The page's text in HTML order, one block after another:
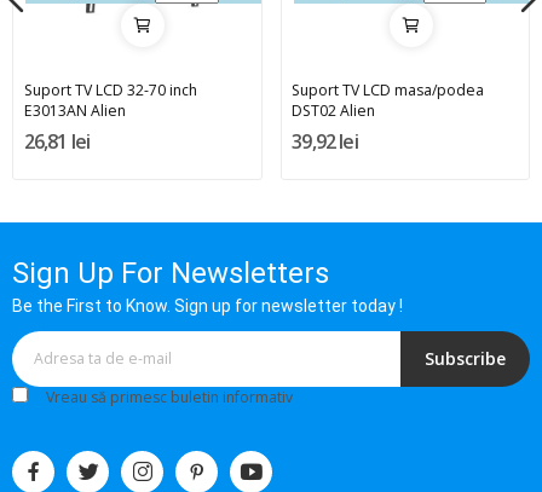
Suport TV LCD 32-70 inch
E3013AN Alien
26,81 lei
Suport TV LCD masa/podea
DST02 Alien
39,92 lei
Sign Up For Newsletters
Be the First to Know. Sign up for newsletter today !
Subscribe
Vreau să primesc buletin informativ